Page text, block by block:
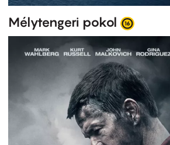
Mélytengeri pokol